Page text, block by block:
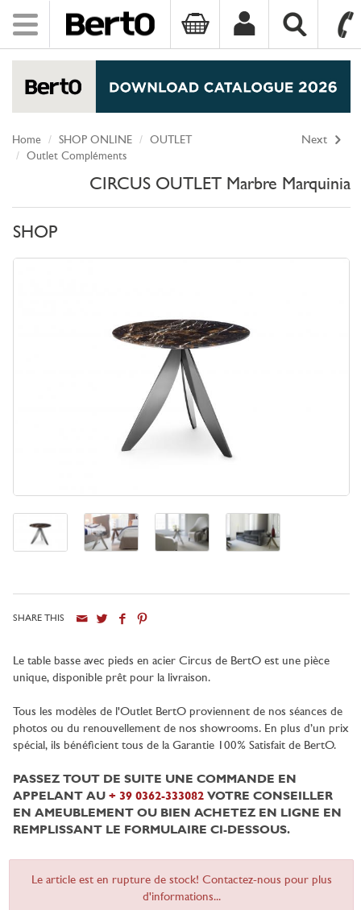
Toggle
navigation
Next
Home SHOP ONLINE
OUTLET
Outlet Compléments
CIRCUS OUTLET Marbre Marquinia
SHOP
SHARE THIS
Le table basse avec pieds en acier Circus de BertO est une pièce
unique, disponible prêt pour la livraison.
Tous les modèles de l'Outlet BertO proviennent de nos séances de
photos ou du renouvellement de nos showrooms. En plus d’un prix
spécial, ils bénéficient tous de la Garantie 100% Satisfait de BertO.
PASSEZ TOUT DE SUITE UNE COMMANDE EN
APPELANT AU + 39 0362-333082 VOTRE CONSEILLER
EN AMEUBLEMENT OU BIEN ACHETEZ EN LIGNE EN
REMPLISSANT LE FORMULAIRE CI-DESSOUS.
Le article est en rupture de stock! Contactez-nous pour plus
d'informations...